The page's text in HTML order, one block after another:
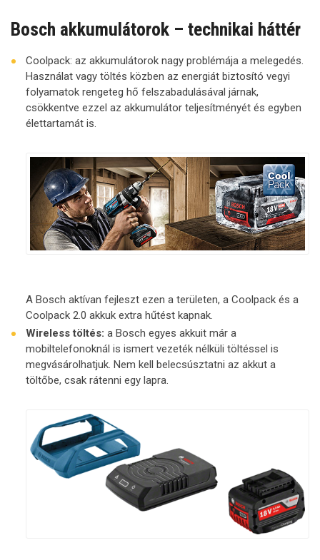
Bosch akkumulátorok – technikai háttér
Coolpack: az akkumulátorok nagy problémája a melegedés.
Használat vagy töltés közben az energiát biztosító vegyi
folyamatok rengeteg hő felszabadulásával járnak,
csökkentve ezzel az akkumulátor teljesítményét és egyben
élettartamát is.
A Bosch aktívan fejleszt ezen a területen, a Coolpack és a
Coolpack 2.0 akkuk extra hűtést kapnak.
Wireless töltés: a Bosch egyes akkuit már a
mobiltelefonoknál is ismert vezeték nélküli töltéssel is
megvásárolhatjuk. Nem kell belecsúsztatni az akkut a
töltőbe, csak rátenni egy lapra.